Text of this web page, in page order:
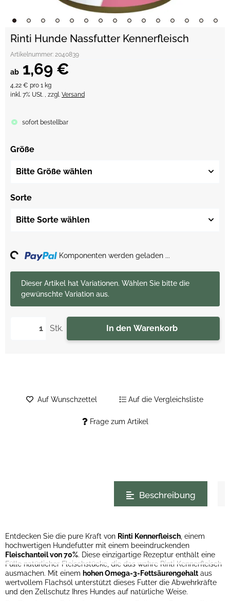
Rinti Hunde Nassfutter Kennerfleisch
Artikelnummer: 2040839
ab 1,69 €
4,22 € pro 1 kg
inkl. 7% USt. , zzgl. Versand
sofort bestellbar
Größe
Bitte Größe wählen
Sorte
Bitte Sorte wählen
Stk. In den Warenkorb
xDieser Artikel hat Variationen. Wählen Sie bitte die
gewünschte Variation aus.
Komponenten werden geladen ...
Frage zum Artikel
Auf Wunschzettel Auf die Vergleichsliste
Beschreibung
Entdecken Sie die pure Kraft von Rinti Kennerfleisch , einem
hochwertigen Hundefutter mit einem beeindruckenden
Fleischanteil von 70%. Diese einzigartige Rezeptur enthält eine
Fülle natürlicher Fleischstücke, die das wahre Rinti Kennerfleisch
ausmachen. Mit einem hohen Omega-3-Fettsäurengehalt aus
wertvollem Flachsöl unterstützt dieses Futter die Abwehrkräfte
und den Zellschutz Ihres Hundes auf natürliche Weise.